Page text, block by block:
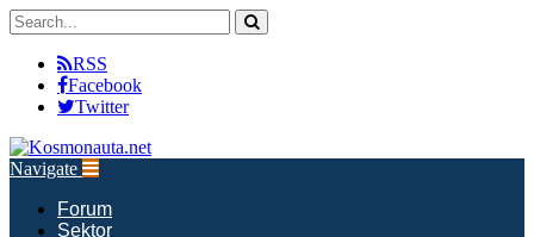
RSS
Facebook
Twitter
Navigate
Forum
Sektor